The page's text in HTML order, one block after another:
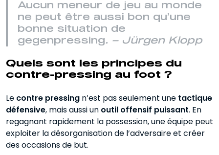
Aucun meneur de jeu au monde
ne peut être aussi bon qu’une
bonne situation de
gegenpressing. – Jürgen Klopp
Quels sont les principes du
contre-pressing au foot ?
Le contre pressing n’est pas seulement une tactique
défensive, mais aussi un outil offensif puissant. En
regagnant rapidement la possession, une équipe peut
exploiter la désorganisation de l’adversaire et créer
des occasions de but.